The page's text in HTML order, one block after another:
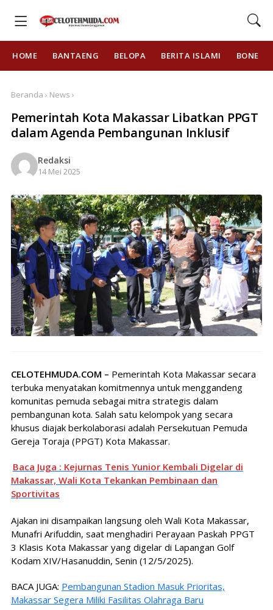
HOME BANTAENG BELOPA BERITA ISLAMI BONE
Beranda › News ›
Pemerintah Kota Makassar Libatkan PPGT
dalam Agenda Pembangunan Inklusif
Redaksi
14 Mei 2025
CELOTEHMUDA.COM – Pemerintah Kota Makassar secara
terbuka menyatakan komitmennya untuk menggandeng
komunitas pemuda sebagai mitra strategis dalam
pembangunan kota. Salah satu kelompok yang secara
khusus diajak berkolaborasi adalah Persekutuan Pemuda
Gereja Toraja (PPGT) Kota Makassar.
Baca Juga : Kejurnas Tenis Yunior Kembali Digelar di
Makassar, Wali Kota Tekankan Pembinaan dan
Sportivitas
Ajakan ini disampaikan langsung oleh Wali Kota Makassar,
Munafri Arifuddin, saat menghadiri Perayaan Paskah PPGT
3 Klasis Kota Makassar yang digelar di Lapangan Golf
Kodam XIV/Hasanuddin, Senin (12/5/2025).
BACA JUGA: Pembangunan Stadion Masuk Prioritas,
Makassar Segera Miliki Fasilitas Olahraga Baru